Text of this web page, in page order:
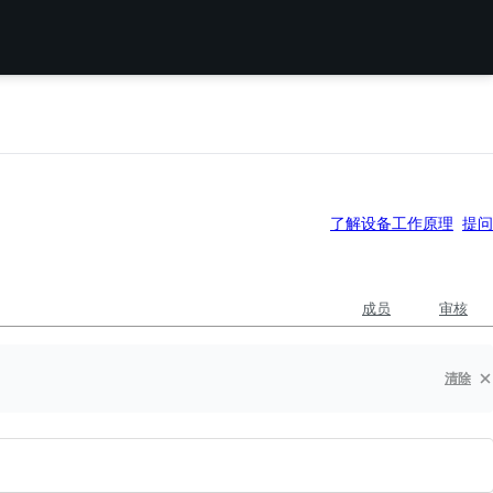
了解设备工作原理 提问
成员 审核
清除